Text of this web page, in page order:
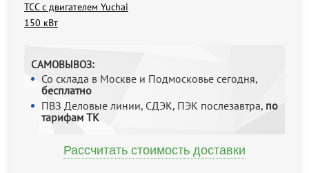
ТСС с двигателем Yuchai
150 кВт
САМОВЫВОЗ:
Со склада в Москве и Подмосковье сегодня,
бесплатно
ПВЗ Деловые линии, СДЭК, ПЭК послезавтра, по
тарифам ТК
Рассчитать стоимость доставки